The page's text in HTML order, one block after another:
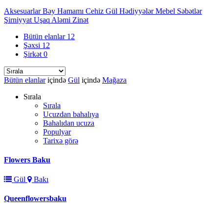
AksesuarlarBəy Hamamı Cehiz Gül HədiyyələrMebel Səbətlər
Şirniyyat Uşaq Aləmi Zinət
Bütün elanlar 12
Şəxsi 12
Şirkət 0
Bütün elanlariçində Gül içində Mağaza
Sırala
Sırala
Ucuzdan bahalıya
Bahalıdan ucuza
Populyar
Tarixə görə
Flowers Baku
Gül Bakı
Queenflowersbaku